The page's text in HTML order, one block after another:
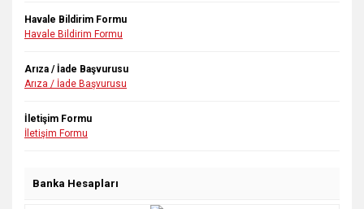
Havale Bildirim Formu
Havale Bildirim Formu
Arıza / İade Başvurusu
Arıza / İade Başvurusu
İletişim Formu
İletişim Formu
Banka Hesapları